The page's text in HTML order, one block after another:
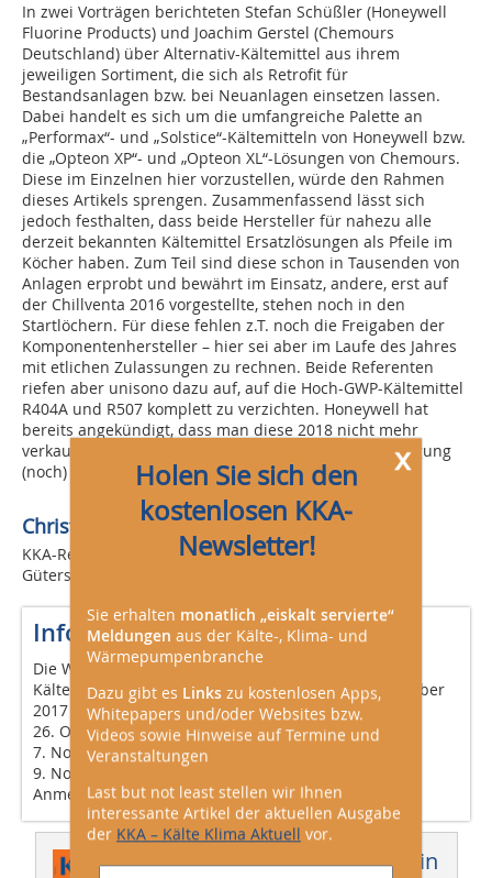
In zwei Vorträgen berichteten Stefan Schüßler (Honeywell
Fluorine Products) und Joachim Gerstel (Chemours
Deutschland) über Alternativ-Kältemittel aus ihrem
jeweiligen Sortiment, die sich als Retrofit für
Bestandsanlagen bzw. bei Neuanlagen einsetzen lassen.
Dabei handelt es sich um die umfangreiche Palette an
„Performax“- und „Solstice“-Kältemitteln von Honeywell bzw.
die „Opteon XP“- und „Opteon XL“-Lösungen von Chemours.
Diese im Einzelnen hier vorzustellen, würde den Rahmen
dieses Artikels sprengen. Zusammenfassend lässt sich
jedoch festhalten, dass beide Hersteller für nahezu alle
derzeit bekannten Kältemittel Ersatzlösungen als Pfeile im
Köcher haben. Zum Teil sind diese schon in Tausenden von
Anlagen erprobt und bewährt im Einsatz, andere, erst auf
der Chillventa 2016 vorgestellte, stehen noch in den
Startlöchern. Für diese fehlen z.T. noch die Freigaben der
Komponentenhersteller – hier sei aber im Laufe des Jahres
mit etlichen Zulassungen zu rechnen. Beide Referenten
riefen aber unisono dazu auf, auf die Hoch-GWP-Kältemittel
R404A und R507 komplett zu verzichten. Honeywell hat
bereits angekündigt, dass man diese 2018 nicht mehr
verkaufen werde. Von Chemours steht diese Ankündigung
(noch) aus.
Christoph Brauneis,
KKA-Redaktion,
Gütersloh
Info
Die Westfalen-Roadshow „Innovision on tour“ über
Kältemittel wird im Herbst 2017 fortgesetzt. 24. Oktober
2017 (Gelnhausen bei Frankfurt)
26. Oktober 2017 (Leonberg bei Stuttgart)
7. November 2017 (Springe bei Hannover)
9. November 2017 (Hamburg)
Anmeldung:innovision@westfalen.com
Dieser Artikel erschien in
x
Holen Sie sich den
kostenlosen KKA-
Newsletter!
Sie erhalten monatlich „eiskalt servierte“
Meldungen aus der Kälte-, Klima- und
Wärmepumpenbranche
Dazu gibt es Links zu kostenlosen Apps,
Whitepapers und/oder Websites bzw.
Videos sowie Hinweise auf Termine und
Veranstaltungen
Last but not least stellen wir Ihnen
interessante Artikel der aktuellen Ausgabe
der KKA – Kälte Klima Aktuell vor.